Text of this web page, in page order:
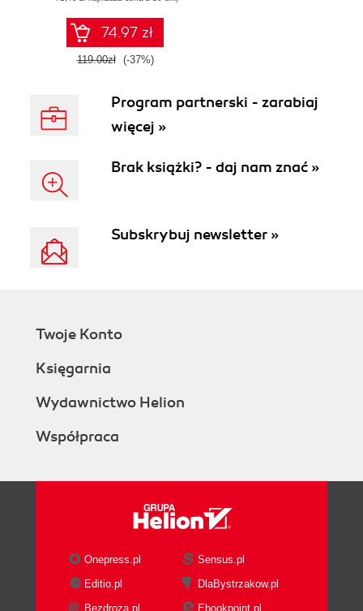
74.97 zł
119.00zł (-37%)
Program partnerski - zarabiaj
więcej »
Brak książki? - daj nam znać »
Subskrybuj newsletter »
Twoje Konto
Księgarnia
Wydawnictwo Helion
Współpraca
Onepress.pl
Sensus.pl
Editio.pl
DlaBystrzakow.pl
Bezdroza.pl
Ebookpoint.pl